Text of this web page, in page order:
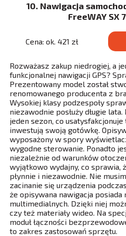
10. Nawigacja
FreeWAY SX
Cena: ok. 421 zł
Rozważasz zakup niedrogiej, a
funkcjonalnej nawigacji GPS?
Prezentowany model został
renomowanego producenta z
Wysokiej klasy podzespoły
niezawodnie posłuży długie
jeden sezon, co
inwestują swoją gotówkę.
wyposażony w spory
wygodne sterowanie. Ponadto
niezależnie od warunków
wyjątkowo wydajny, co sprawia,
płynnie i niezawodnie. Nie
zacinanie się urządzenia
że opisywana nawigacja
multimedialnych. Dzięki niej
czy też materiały wideo. Na
moduł łączności
to zakres zastosowań sprzętu.